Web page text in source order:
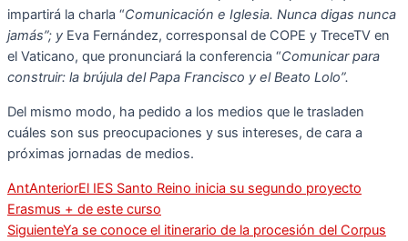
impartirá la charla “Comunicación e Iglesia. Nunca digas nunca
jamás”; y Eva Fernández, corresponsal de COPE y TreceTV en
el Vaticano, que pronunciará la conferencia “Comunicar para
construir: la brújula del Papa Francisco y el Beato Lolo”.
Del mismo modo, ha pedido a los medios que le trasladen
cuáles son sus preocupaciones y sus intereses, de cara a
próximas jornadas de medios.
AntAnteriorEl IES Santo Reino inicia su segundo proyecto
Erasmus + de este curso
SiguienteYa se conoce el itinerario de la procesión del Corpus